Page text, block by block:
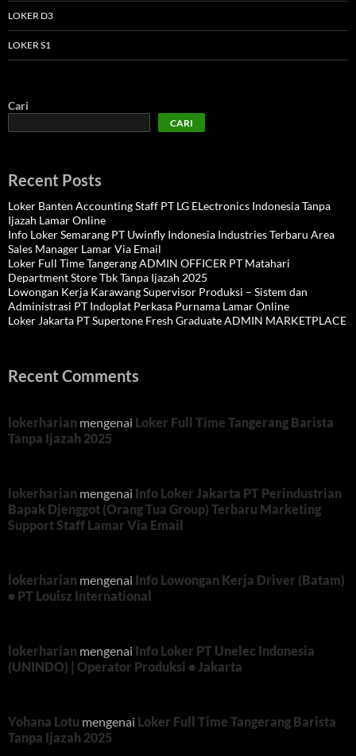
LOKER D3
LOKER S1
Cari
CARI
Recent Posts
Loker Banten Accounting Staff PT LG ELectronics Indonesia Tanpa
Ijazah Lamar Online
Info Loker Semarang PT Uwinfly Indonesia Industries Terbaru Area
Sales Manager Lamar Via Email
Loker Full Time Tangerang ADMIN OFFICER PT Matahari
Department Store Tbk Tanpa Ijazah 2025
Lowongan Kerja Karawang Supervisor Produksi – Sistem dan
Administrasi PT Indoplat Perkasa Purnama Lamar Online
Loker Jakarta PT Supertone Fresh Graduate ADMIN MARKETPLACE
Recent Comments
lokerharian mengenai Loker Full Time Tangerang Barista
Tanpa Ijazah 2025
lokerharian mengenai Info Loker Jakarta PT Perindustrian
Bapak Djenggot (Orang Tua Group) Terbaru Marketing
Support Staff Lamar Via Email
lokerharian mengenai Info Lowongan Kerja Driver (Batam)
• PT Louisz International
lokerharian mengenai Info Loker PT Unelec Indonesia
(UNINDO) | Operator Produksi • Jakarta
Yohana Lotu mengenai Loker Full Time Tangerang Barista
Tanpa Ijazah 2025